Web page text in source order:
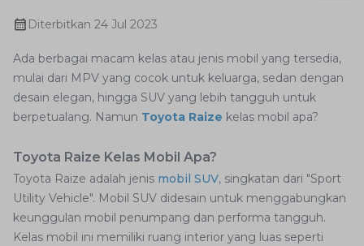
Diterbitkan 24 Jul 2023
Ada berbagai macam kelas atau jenis mobil yang tersedia,
mulai dari MPV yang cocok untuk keluarga, sedan dengan
desain elegan, hingga SUV yang lebih tangguh untuk
berpetualang. Namun Toyota Raize kelas mobil apa?
Toyota Raize Kelas Mobil Apa?
Toyota Raize adalah jenis mobil SUV, singkatan dari "Sport
Utility Vehicle". Mobil SUV didesain untuk menggabungkan
keunggulan mobil penumpang dan performa tangguh.
Kelas mobil ini memiliki ruang interior yang luas seperti